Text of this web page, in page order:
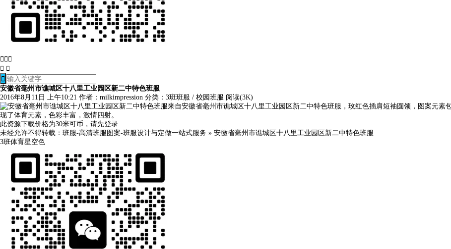
  
 

安徽省毫州市谯城区十八里工业园区新二中特色班服
2016年8月11日 上午10:21 作者：milkimpression 分类： 3班班服 / 校园班服 阅读(3K)
来自安徽省毫州市谯城区十八里工业园区新二中特色班服，玫红色插肩短袖圆领，图案元素
现了体育元素，色彩丰富，激情四射。
此资源下载价格为30米可币，请先登录
未经允许不得转载： 班服-高清班服图案-班服设计与定做一站式服务 » 安徽省毫州市谯城区十八里工业园区新二中特色班服
3班体育星空色